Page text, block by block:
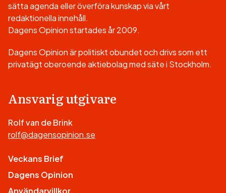
sätta agenda eller överföra kunskap via vårt
redaktionella innehåll.
Dagens Opinion startades år 2009.
Dagens Opinion är politiskt obundet och drivs som ett
privatägt oberoende aktiebolag med säte i Stockholm.
Ansvarig utgivare
Rolf van de Brink
rolf@dagensopinion.se
Veckans Brief
Dagens Opinion
Användarvillkor